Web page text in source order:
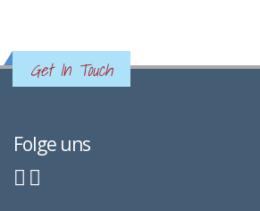
Get In Touch
Folge uns